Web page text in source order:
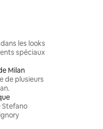
les looks
spéciaux
Milan
de plusieurs
Stefano